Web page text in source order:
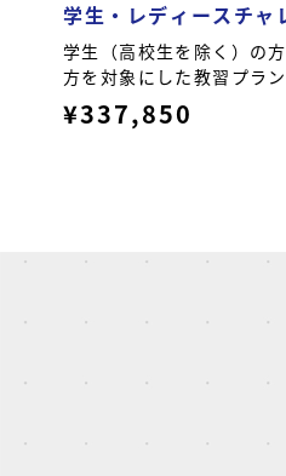
学生・レディースチャ
学生（高校生を除く）の
方を対象にした教習プラ
合格時や技能教習オーバー
がかかります。
¥337,850